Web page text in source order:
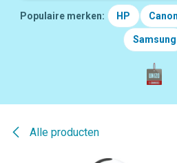
Populaire merken: HP Canon
Samsung
Alle producten